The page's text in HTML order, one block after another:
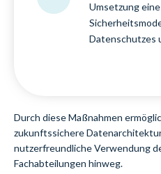
Umsetzung
Datenschutzes
Durch diese Maßnahmen
zukunftssichere
nutzerfreundliche Verwendung
Fachabteilungen hinweg.